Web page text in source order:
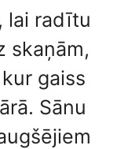
lai radītu
skaņām,
kur gaiss
Sānu